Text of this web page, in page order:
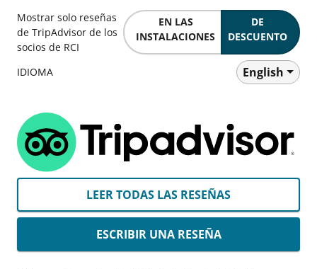
Mostrar solo reseñas
de TripAdvisor de los
socios de RCI
EN LAS
INSTALACIONES
DE
DESCUENTO
IDIOMA English
LEER TODAS LAS RESEÑAS
ESCRIBIR UNA RESEÑA